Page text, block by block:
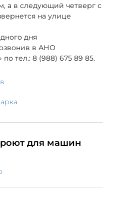
а в следующий четверг с
на улице
дня
в АНО
тел.: 8 (988) 675 89 85.
для машин